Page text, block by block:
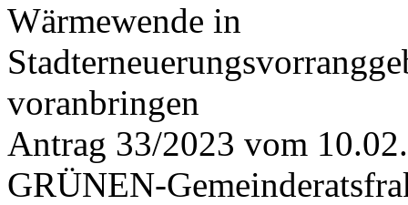
Wärmewende in
voranbringen
Antrag 33/2023 vom
GRÜNEN-